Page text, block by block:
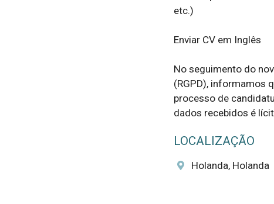
etc.)
Enviar CV em Inglês
No seguimento do
(RGPD), informamos
processo de
dados recebidos é
LOCALIZAÇÃO
Holanda, Holanda